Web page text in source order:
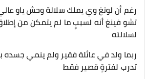
رغم أن لونغ وي يملك سلالة وحش ياو
تشو فينغ أنه لسببٍ ما لم يتمكن من
لسلالته
ربما ولد في عائلة فقير ولم ينمي جسده
تدرب لفترةٍ قصير فقط